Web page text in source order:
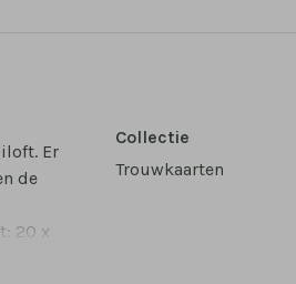
Er
de
20 x
Collectie
Trouwkaarten